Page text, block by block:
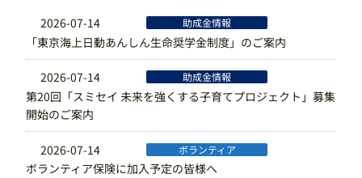
2026-07-14 助成金情報
「東京海上日動あんしん生命奨学金制度」のご案内
2026-07-14 助成金情報
第20回「スミセイ 未来を強くする子育てプロジェクト」募集
開始のご案内
2026-07-14 ボランティア
ボランティア保険に加入予定の皆様へ